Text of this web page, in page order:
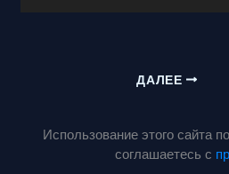
ДАЛЕЕ
Использование этого сайта
соглашаетесь с